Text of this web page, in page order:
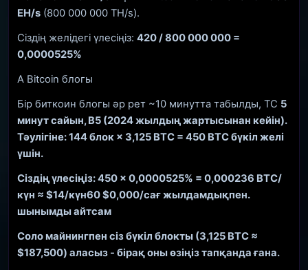
EH/s (800 000 000 TH/s).
Сіздің желідегі үлесіңіз: 420 / 800 000 000 =
0,0000525%
A Bitcoin блогы
Бір биткоин блогы әр рет ~10 минутта табылды, TC 5
минут сайын, B5 (2024 жылдың жартысынан кейін).
Тәулігіне: 144 блок × 3,125 BTC = 450 BTCбүкіл желі
үшін.
Сіздің үлесіңіз: 450 × 0,0000525% = 0,000236 BTC/
күн ≈ $14/күн60 $0,000/сағ жылдамдықпен.
шынымды айтсам
Соло майнингпен сізбүкіл блокты (3,125 BTC ≈
$187,500) аласыз - бірақ оны өзіңіз тапқанда ғана.